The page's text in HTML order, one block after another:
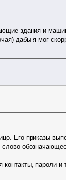
здания и
дабы я мог
Его приказы
пароли и